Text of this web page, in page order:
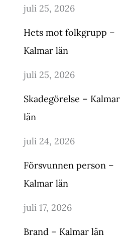
juli 25, 2026
Hets mot folkgrupp –
Kalmar län
juli 25, 2026
Skadegörelse – Kalmar
län
juli 24, 2026
Försvunnen person –
Kalmar län
juli 17, 2026
Brand – Kalmar län